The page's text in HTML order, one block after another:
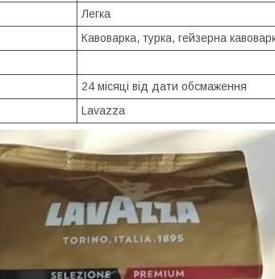
Легка
Кавоварка, турка, гейзерна
24 місяці від дати обсмаження
Lavazza